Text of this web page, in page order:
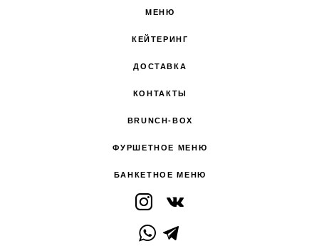
МЕНЮ
КЕЙТЕРИНГ
ДОСТАВКА
КОНТАКТЫ
BRUNCH-BOX
ФУРШЕТНОЕ МЕНЮ
БАНКЕТНОЕ МЕНЮ